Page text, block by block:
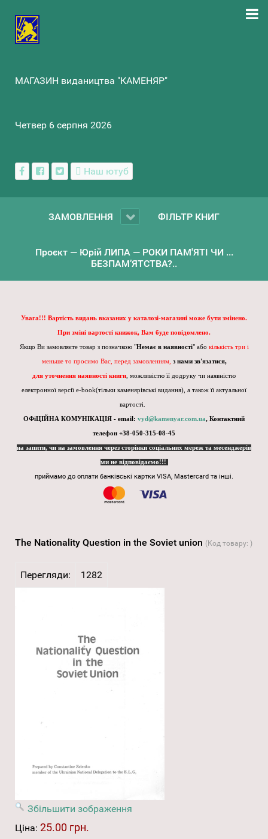
МАГАЗИН видаництва "КАМЕНЯР"
Четвер 6 серпня 2026
Наш ютуб
ЗАМОВЛЕННЯ ФІЛЬТР КНИГ
Проєкт — Юрій ЛИПА — РОКИ ПАМ'ЯТІ ЧИ ...
БЕЗПАМ’ЯТСТВА?..
Увага!!! Вартість видань вказаних у каталозі-магазині може бути змінено.
При зміні вартості книжок, Вам буде повідомлено.
Якщо Ви замовляєте товар з позначкою "Немає в наявності" або кількість три і
меньше то просимо Вас, перед замовленням, з нами зв'язатися,
для уточнення наявності книги , можливістю її додруку чи наявністю
електронної версії e-book(тільки каменярівські видання), а також її актуальної
вартості.
ОФіЦІЙНА КОМУНІКАЦІЯ - email: vyd@kamenyar.com.ua, Контактний
телефон +38-050-315-08-45
на запити, чи на замовлення через сторінки соціальних мереж та месенджерів
ми не відповідаємо!!!
приймамо до оплати банківські картки VISA, Mastercard та інші.
The Nationality Question in the Soviet union (Код товару: )
Перегляди: 1282
Збільшити зображення
Ціна: 25.00 грн.